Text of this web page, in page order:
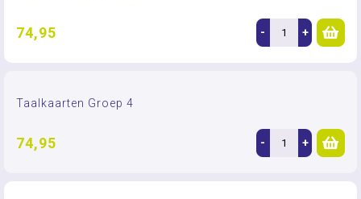
74,95 - +
Taalkaarten Groep 4
74,95 - +